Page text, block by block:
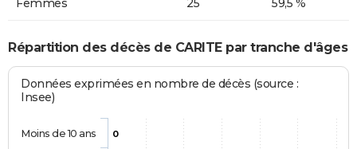
Femmes 25 59,5 %
Répartition des décès de CARITE par tranche d'âges
Données exprimées en nombre de décès (source :
Insee)
0
Moins de 10 ans